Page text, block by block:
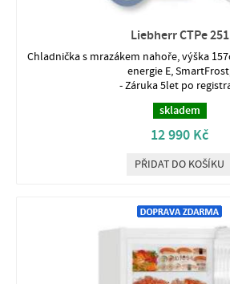
Liebherr CTPe 251
Chladnička s mrazákem nahoře, výška
energie E,
- Záruka 5let po
skladem
12 990 Kč
PŘIDAT DO KOŠÍKU